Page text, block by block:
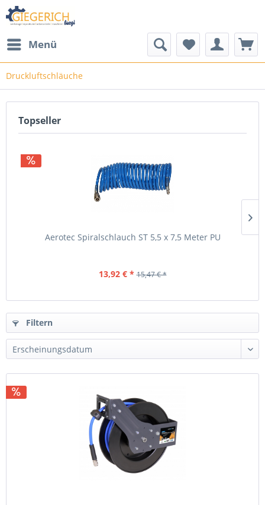
Menü
Druckluftschläuche
Topseller
Aerotec Spiralschlauch ST 5,5 x 7,5 Meter PU
13,92 € * 15,47 € *
Filtern